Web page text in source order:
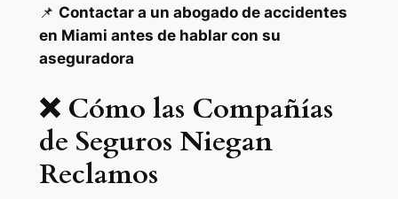
📌 Contactar a un abogado de accidentes
en Miami antes de hablar con su
aseguradora
❌ Cómo las Compañías
de Seguros Niegan
Reclamos